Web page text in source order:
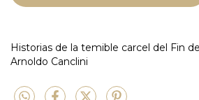
Historias de la temible carcel del Fin
Arnoldo Canclini